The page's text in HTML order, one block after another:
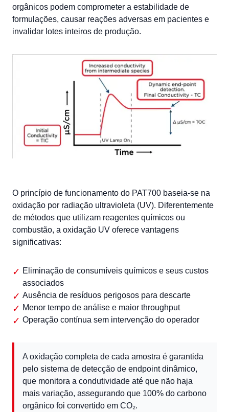
orgânicos podem comprometer a estabilidade de
formulações, causar reações adversas em pacientes e
invalidar lotes inteiros de produção.
O princípio de funcionamento do PAT700 baseia-se na
oxidação por radiação ultravioleta (UV). Diferentemente
de métodos que utilizam reagentes químicos ou
combustão, a oxidação UV oferece vantagens
significativas:
Eliminação de consumíveis químicos e seus custos
associados
Ausência de resíduos perigosos para descarte
Menor tempo de análise e maior throughput
Operação contínua sem intervenção do operador
A oxidação completa de cada amostra é garantida
pelo sistema de detecção de endpoint dinâmico,
que monitora a condutividade até que não haja
mais variação, assegurando que 100% do carbono
orgânico foi convertido em CO₂.